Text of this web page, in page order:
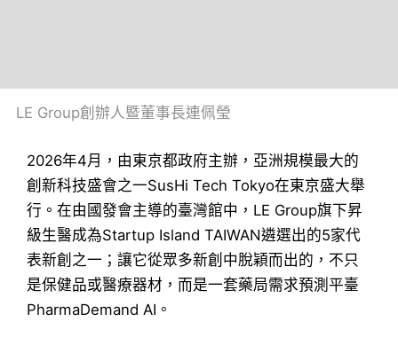
LE Group創辦人暨董事長連佩瑩
2026年4月，由東京都政府主辦，亞洲規模最大的
創新科技盛會之一SusHi Tech Tokyo在東京盛大舉
行。在由國發會主導的臺灣館中，LE Group旗下昇
級生醫成為Startup Island TAIWAN遴選出的5家代
表新創之一；讓它從眾多新創中脫穎而出的，不只
是保健品或醫療器材，而是一套藥局需求預測平臺
PharmaDemand AI。